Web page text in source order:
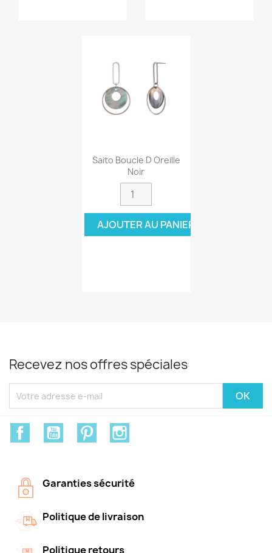
Saito Boucle D Oreille
Noir
AJOUTER AU PANIER
Recevez nos offres spéciales
FacebookYouTube Pinterest
Garanties sécurité
Politique de livraison
Politique retours